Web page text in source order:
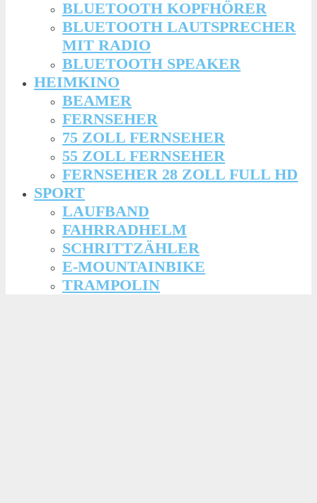
BLUETOOTH KOPFHÖRER
BLUETOOTH LAUTSPRECHER
MIT RADIO
BLUETOOTH SPEAKER
HEIMKINO
BEAMER
FERNSEHER
75 ZOLL FERNSEHER
55 ZOLL FERNSEHER
FERNSEHER 28 ZOLL FULL HD
SPORT
LAUFBAND
FAHRRADHELM
SCHRITTZÄHLER
E-MOUNTAINBIKE
TRAMPOLIN